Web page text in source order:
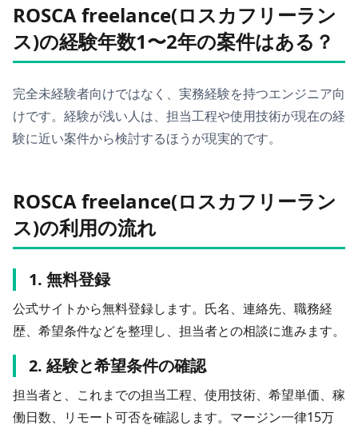
ROSCA freelance(ロスカフリーラン
ス)の経験年数1〜2年の案件はある？
完全未経験者向けではなく、実務経験を持つエンジニア向
けです。経験が浅い人は、担当工程や使用技術が現在の経
験に近い案件から検討するほうが現実的です。
ROSCA freelance(ロスカフリーラン
ス)の利用の流れ
1. 無料登録
公式サイトから無料登録します。氏名、連絡先、職務経
歴、希望条件などを整理し、担当者との相談に進みます。
2. 経験と希望条件の確認
担当者と、これまでの担当工程、使用技術、希望単価、稼
働日数、リモート可否を確認します。マージン一律15万